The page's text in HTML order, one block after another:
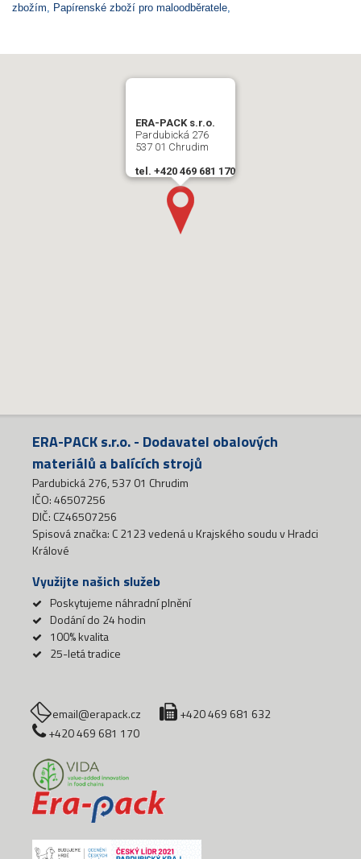
zbožím
Papírenské zboží pro maloodběratele
ERA-PACK s.r.o.
Pardubická 276
537 01 Chrudim
tel. +420 469 681 170
ERA-PACK s.r.o. - Dodavatel obalových
materiálů a balících strojů
Pardubická 276, 537 01 Chrudim
IČO: 46507256
DIČ: CZ46507256
Spisová značka: C 2123 vedená u Krajského soudu v Hradci
Králové
Využijte našich služeb
Poskytujeme náhradní plnění
Dodání do 24 hodin
100% kvalita
25-letá tradice
email@erapack.cz
+420 469 681 632
+420 469 681 170